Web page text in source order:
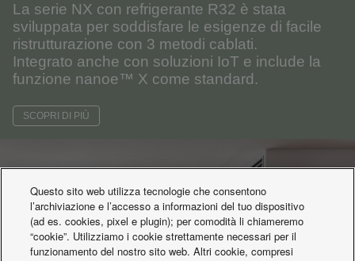
La serie NX con refrigerante R32 è stata
sviluppata per soddisfare le esigenze di facile
ristrutturazione con 3 metodi cablati.
Integrato anche con soluzioni IoT e include la
funzione nanoe™ X come standard.
SCOPRI DI PIÙ
Questo sito web utilizza tecnologie che consentono
l’archiviazione e l’accesso a informazioni del tuo dispositivo
(ad es. cookies, pixel e plugin); per comodità li chiameremo
“cookie”. Utilizziamo i cookie strettamente necessari per il
funzionamento del nostro sito web. Altri cookie, compresi